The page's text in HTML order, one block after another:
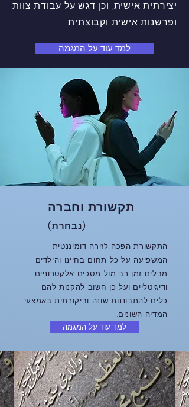
יצירתית אישית, וכן דגש על עבודת צוות
ופרשנות אישית וקבוצתית.
למד עוד על המגמה
תקשורת וחברה
(נבחרת)
התקשורת הפכה לזירה דומיננטית
המשפיעה על כל תחום בחיינו והילדים
מבלים זמן רב מול מסכים אלקטרוניים
ודיגיטליים ועל כן חשוב להקנות להם
כלים להתבוננות שונה וביקורתית באמצעי
המדיה השונים.
למד עוד על המגמה